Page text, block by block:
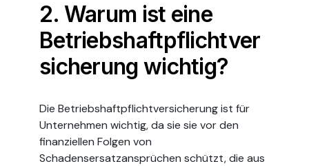
2. Warum ist eine
Betriebshaftpflichtver
sicherung wichtig?
Die Betriebshaftpflichtversicherung ist für
Unternehmen wichtig, da sie sie vor den
finanziellen Folgen von
Schadensersatzansprüchen schützt, die aus